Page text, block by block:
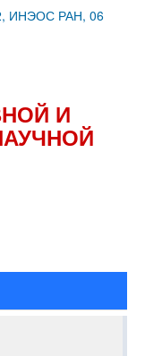
ИНЭОС РАН, 06
И